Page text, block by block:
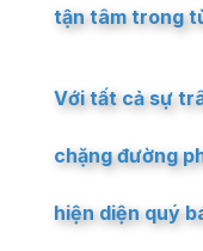
tận tâm trong
Với tất cả sự
chặng đường
hiện diện quý